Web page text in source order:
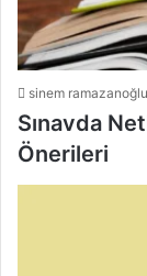
sinem ramazanoğlu
Sınavda
Önerileri